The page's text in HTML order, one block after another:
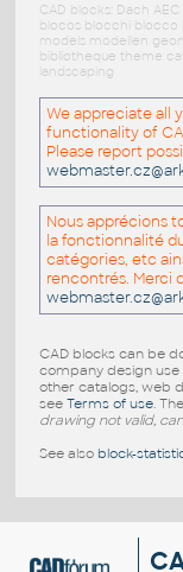
CAD blocks: Dach
blocos blocchi blocco
models modellen
bibliotheque theme
landscaping
We appreciate all
functionality of
Please report
Nous apprécions
la fonctionnalité
catégories, etc
rencontrés. Merci
CAD blocks can be
company design use
other catalogs, web
see Terms of use.
drawing not valid,
See also block-